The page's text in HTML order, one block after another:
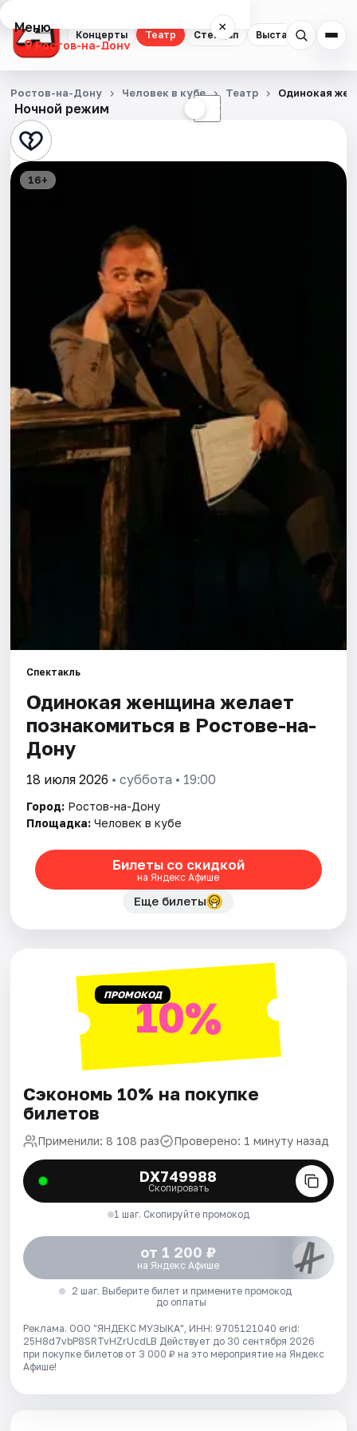
Концерты Театр Стендап Выставки
Меню ×
Ростов-на-Дону
Концерты
Театр
Стендап
События
Города
Площадки
Ночной режим ☾
Ростов-на-Дону Человек в кубе Театр Одинокая
16+
Спектакль
Одинокая женщина желает
познакомиться в Ростове-на-
Дону
18 июля 2026 • суббота • 19:00
Город: Ростов-на-Дону
Площадка: Человек в кубе
Билеты со скидкой
на Яндекс Афише
Еще билеты
ПРОМОКОД10%
Сэкономь 10% на покупке
билетов
Применили: 8 108 раз Проверено: 1 минуту назад
DX749988
Скопировать
1 шаг. Скопируйте промокод
от 1 200 ₽
на Яндекс Афише
2 шаг. Выберите билет и примените промокод
до оплаты
Реклама. ООО "ЯНДЕКС МУЗЫКА", ИНН: 9705121040 erid:
25H8d7vbP8SRTvHZrUcdLB Действует до 30 сентября 2026
при покупке билетов от 3 000 ₽ на это мероприятие на Яндекс
Афише!